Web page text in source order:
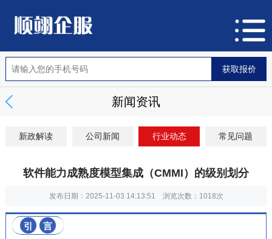
新闻资讯
新政解读 公司新闻 行业动态 常见问题
软件能力成熟度模型集成（CMMI）的级别划分
发布日期：2025-11-03 14:13:51 浏览次数： 1018次
引 言